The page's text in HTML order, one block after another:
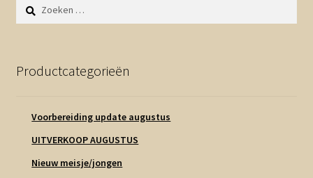
Zoeken
naar:
Productcategorieën
Voorbereiding update augustus
UITVERKOOP AUGUSTUS
Nieuw meisje/jongen